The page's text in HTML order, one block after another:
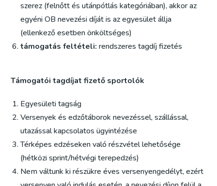
szerez (felnőtt és utánpótlás kategóriában), akkor az
egyéni OB nevezési díját is az egyesület állja
(ellenkező esetben önköltséges)
támogatás feltételi:rendszeres tagdíj fizetés
Támogatói tagdíjat fizető sportolók
Egyesületi tagság
Versenyek és edzőtáborok nevezéssel, szállással,
utazással kapcsolatos ügyintézése
Térképes edzéseken való részvétel lehetősége
(hétközi sprint/hétvégi terepedzés)
Nem váltunk ki részükre éves versenyengedélyt, ezért